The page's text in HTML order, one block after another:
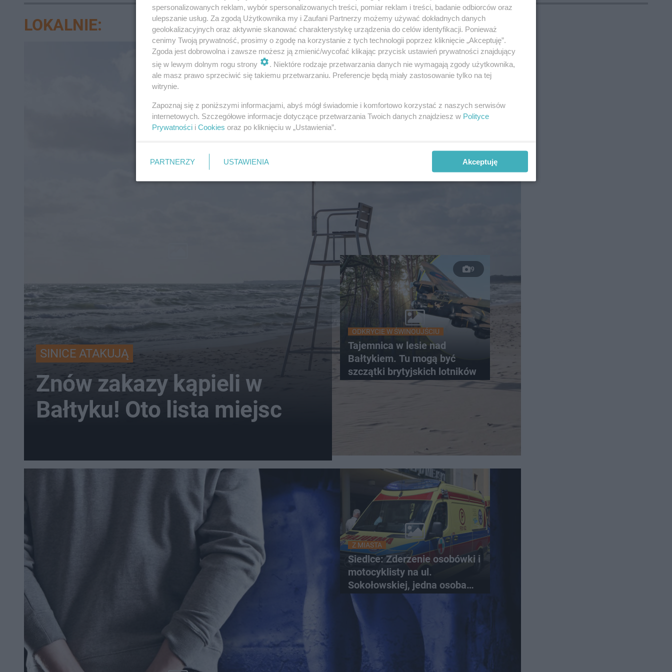
LOKALNIE:
SINICE ATAKUJĄ
Znów zakazy kąpieli w
Bałtyku! Oto lista miejsc
DRAMAT NA LUBELSZCZYŹNIE
9
ODKRYCIE W ŚWINOUJŚCIU
Tajemnica w lesie nad
Bałtykiem. Tu mogą być
szczątki brytyjskich lotników
Z MIASTA
Siedlce: Zderzenie osobówki i
motocyklisty na ul.
Sokołowskiej, jedna osoba
ranna!
spersonalizowanych reklam, wybór spersonalizowanych treści, pomiar reklam i treści, badanie odbiorców oraz
ulepszanie usług. Za zgodą Użytkownika my i Zaufani Partnerzy możemy używać dokładnych danych
geolokalizacyjnych oraz aktywnie skanować charakterystykę urządzenia do celów identyfikacji. Ponieważ
cenimy Twoją prywatność, prosimy o zgodę na korzystanie z tych technologii poprzez kliknięcie „Akceptuję”.
Zgoda jest dobrowolna i zawsze możesz ją zmienić/wycofać klikając przycisk ustawień prywatności znajdujący
się w lewym dolnym rogu strony
. Niektóre rodzaje przetwarzania danych nie wymagają zgody użytkownika,
ale masz prawo sprzeciwić się takiemu przetwarzaniu. Preferencje będą miały zastosowanie tylko na tej
witrynie.
Zapoznaj się z poniższymi informacjami, abyś mógł świadomie i komfortowo korzystać z naszych serwisów
internetowych. Szczegółowe informacje dotyczące przetwarzania Twoich danych znajdziesz w Polityce
Prywatności i Cookies oraz po kliknięciu w „Ustawienia”.
PARTNERZY USTAWIENIA Akceptuję